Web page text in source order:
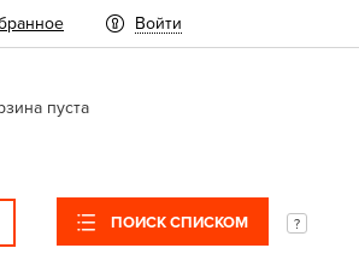
Войти
пуста
ПОИСК СПИСКОМ